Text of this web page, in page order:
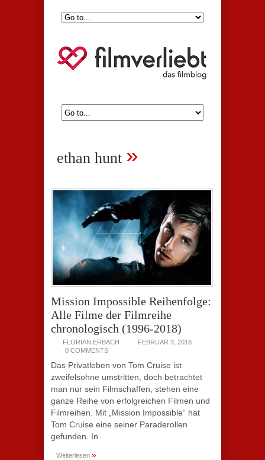
ethan hunt »
Mission Impossible Reihenfolge:
Alle Filme der Filmreihe
chronologisch (1996-2018)
FLORIAN ERBACH
FEBRUAR 3, 2018
0 COMMENTS
Das Privatleben von Tom Cruise ist
zweifelsohne umstritten, doch betrachtet
man nur sein Filmschaffen, stehen eine
ganze Reihe von erfolgreichen Filmen und
Filmreihen. Mit „Mission Impossible“ hat
Tom Cruise eine seiner Paraderollen
gefunden. In
Weiterlesen »